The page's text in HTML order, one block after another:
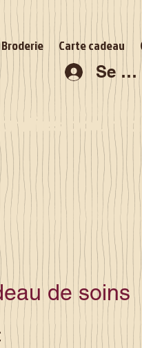
Broderie Carte cadeau
Se
pour la
de soins
Prix